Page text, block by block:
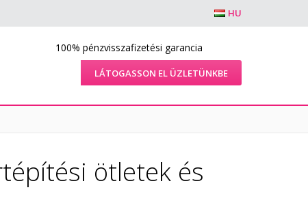
HU
100% pénzvisszafizetési garancia
LÁTOGASSON EL ÜZLETÜNKBE
ötletek és